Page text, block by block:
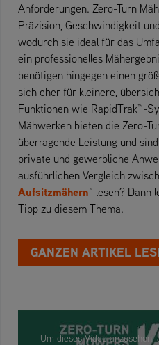
Anforderungen. Zero-Turn
Präzision, Geschwindigkeit
wodurch sie ideal für das
ein professionelles
benötigen hingegen einen
sich eher für kleinere,
Funktionen wie RapidTrak™-
Mähwerken bieten die Zero-
überragende Leistung und
private und gewerbliche
ausführlichen Vergleich
Aufsitzmähern“ lesen? Dann
Tipp zu diesem Thema.
GANZEN ARTIKEL
Um dieses Video